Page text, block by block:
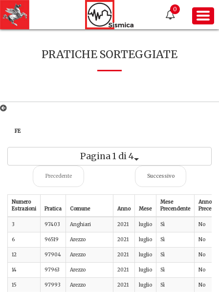
0
PRATICHE SORTEGGIATE
FE
Pagina 1 di 4
Precedente Successivo
Numero
Estrazioni
Pratica Comune Anno Mese
Mese
Precendente
Anno
3 97403 Anghiari 2021 luglio Sì No
6 96519 Arezzo 2021 luglio Sì No
12 97904 Arezzo 2021 luglio Sì No
14 97963 Arezzo 2021 luglio Sì No
15 97993 Arezzo 2021 luglio Sì No